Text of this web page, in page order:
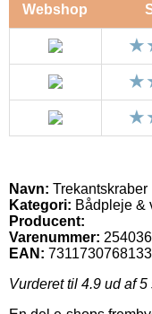
Webshop
Navn: Trekantskraber
Kategori: Bådpleje &
Producent:
Varenummer:
EAN: 7311730768133
Vurderet til 4.9 ud af 5